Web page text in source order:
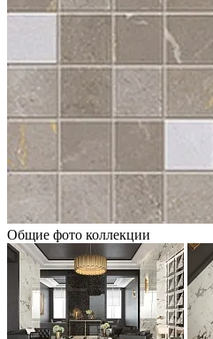
Общие фото коллекции